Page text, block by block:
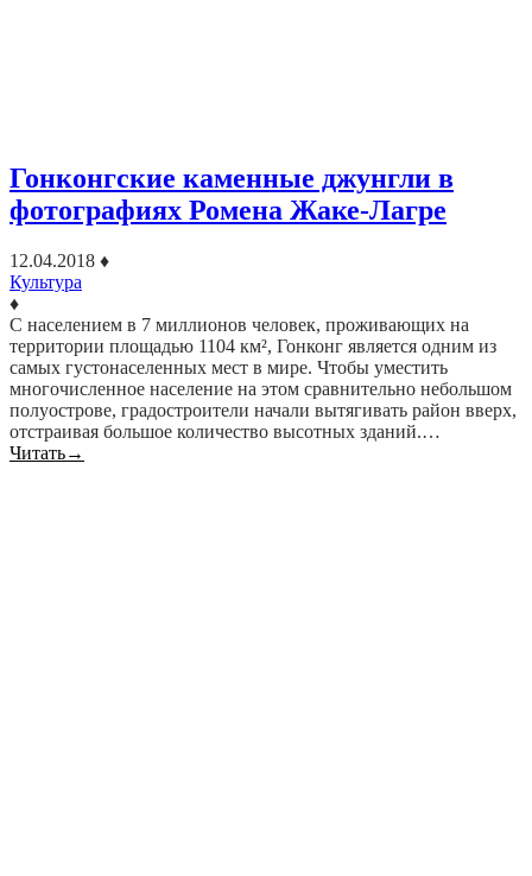
Гонконгские каменные джунгли в
фотографиях Ромена Жаке-Лагре
12.04.2018 ♦
Культура
♦
С населением в 7 миллионов человек, проживающих на
территории площадью 1104 км², Гонконг является одним из
самых густонаселенных мест в мире. Чтобы уместить
многочисленное население на этом сравнительно небольшом
полуострове, градостроители начали вытягивать район вверх,
отстраивая большое количество высотных зданий.…
Читать→